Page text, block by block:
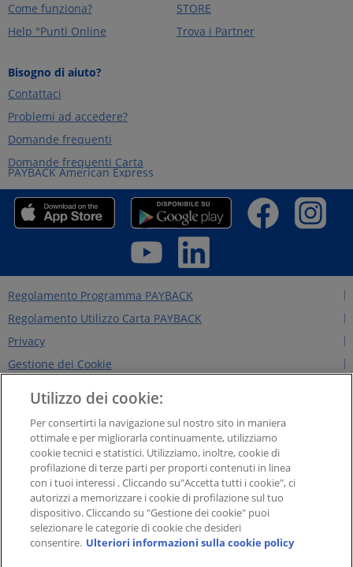
Come funziona?
Help °Punti Online
STORE
Trova i Partner
Bisogno di aiuto?
Contattaci
Problemi ad accedere?
Domande frequenti
Domande frequenti Carta
PAYBACK American Express
Regolamento Programma PAYBACK
Regolamento Utilizzo Carta PAYBACK
Privacy
Gestione dei Cookie
Contattaci
Chi siamo
NEWS&INTERVISTE
PAYBACK GROUP
Concorsi PAYBACK
Extra
Utilizzo dei cookie:
Per consertirti la navigazione sul nostro sito in maniera
ottimale e per migliorarla continuamente, utilizziamo
cookie tecnici e statistici. Utilizziamo, inoltre, cookie di
profilazione di terze parti per proporti contenuti in linea
con i tuoi interessi . Cliccando su"Accetta tutti i cookie", ci
autorizzi a memorizzare i cookie di profilazione sul tuo
dispositivo. Cliccando su "Gestione dei cookie" puoi
selezionare le categorie di cookie che desideri
consentire. Ulteriori informazioni sulla cookie policy